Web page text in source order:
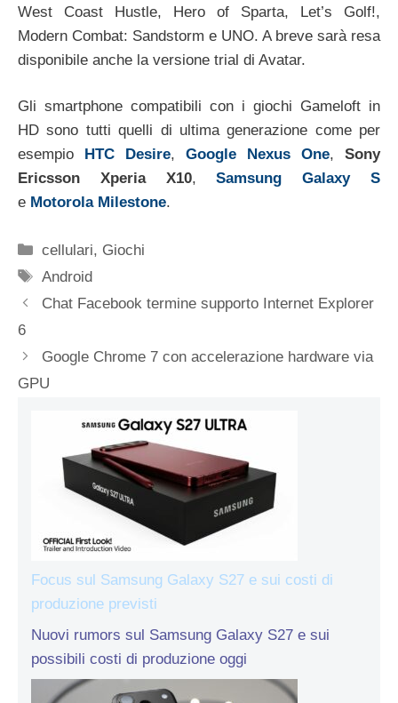
West Coast Hustle, Hero of Sparta, Let’s Golf!,
Modern Combat: Sandstorm e UNO. A breve sarà resa
disponibile anche la versione trial di Avatar.
Gli smartphone compatibili con i giochi Gameloft in
HD sono tutti quelli di ultima generazione come per
esempio HTC Desire, Google Nexus One, Sony
Ericsson Xperia X10,Samsung Galaxy S
e Motorola Milestone.
Categorie
cellulari, Giochi
Tag
Android
Chat Facebook termine supporto Internet Explorer
6
Google Chrome 7 con accelerazione hardware via
GPU
Focus sul Samsung Galaxy S27 e sui costi di
produzione previsti
Nuovi rumors sul Samsung Galaxy S27 e sui
possibili costi di produzione oggi